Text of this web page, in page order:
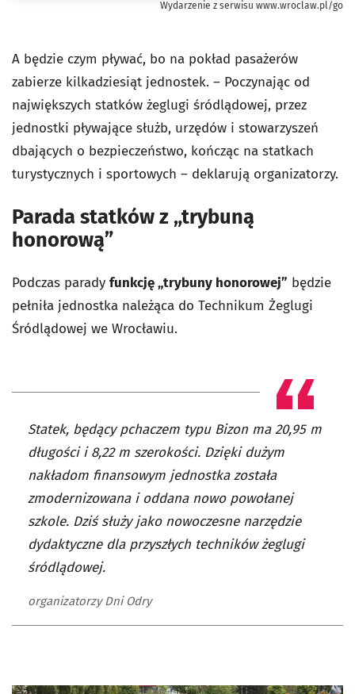
Wydarzenie z serwisu www.wroclaw.pl/go
A będzie czym pływać, bo na pokład pasażerów
zabierze kilkadziesiąt jednostek. – Poczynając od
największych statków żeglugi śródlądowej, przez
jednostki pływające służb, urzędów i stowarzyszeń
dbających o bezpieczeństwo, kończąc na statkach
turystycznych i sportowych – deklarują organizatorzy.
Parada statków z „trybuną
honorową”
Podczas parady funkcję „trybuny honorowej” będzie
pełniła jednostka należąca do Technikum Żeglugi
Śródlądowej we Wrocławiu.
Statek, będący pchaczem typu Bizon ma 20,95 m
długości i 8,22 m szerokości. Dzięki dużym
nakładom finansowym jednostka została
zmodernizowana i oddana nowo powołanej
szkole. Dziś służy jako nowoczesne narzędzie
dydaktyczne dla przyszłych techników żeglugi
śródlądowej.
organizatorzy Dni Odry